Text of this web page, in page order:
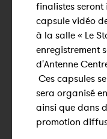
finalistes seront
capsule vidéo
à la salle « Le
enregistrement
d'Antenne
Ces capsules
sera organisé
ainsi que dans
promotion